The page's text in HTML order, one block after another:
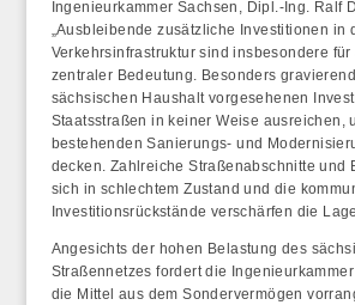
Ingenieurkammer Sachsen, Dipl.-Ing. Ralf
„Ausbleibende zusätzliche Investitionen in
Verkehrsinfrastruktur sind insbesondere für
zentraler Bedeutung. Besonders
sächsischen Haushalt vorgesehenen
Staatsstraßen in keiner Weise ausreichen,
bestehenden Sanierungs- und
decken. Zahlreiche Straßenabschnitte und
sich in schlechtem Zustand und die
Investitionsrückstände verschärfen die
Angesichts der hohen Belastung des
Straßennetzes fordert die
die Mittel aus dem Sondervermögen